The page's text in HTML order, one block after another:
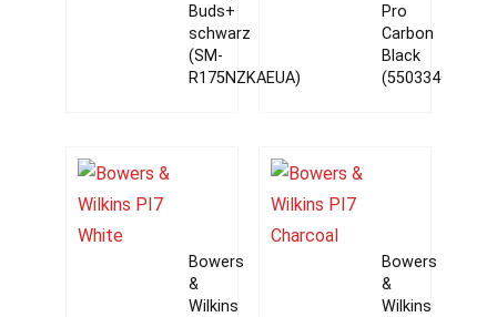
Buds+
schwarz
(SM-
R175NZKAEUA)
Pro
Carbon
Black
(55033465)
Bowers
&
Wilkins
Bowers
&
Wilkins